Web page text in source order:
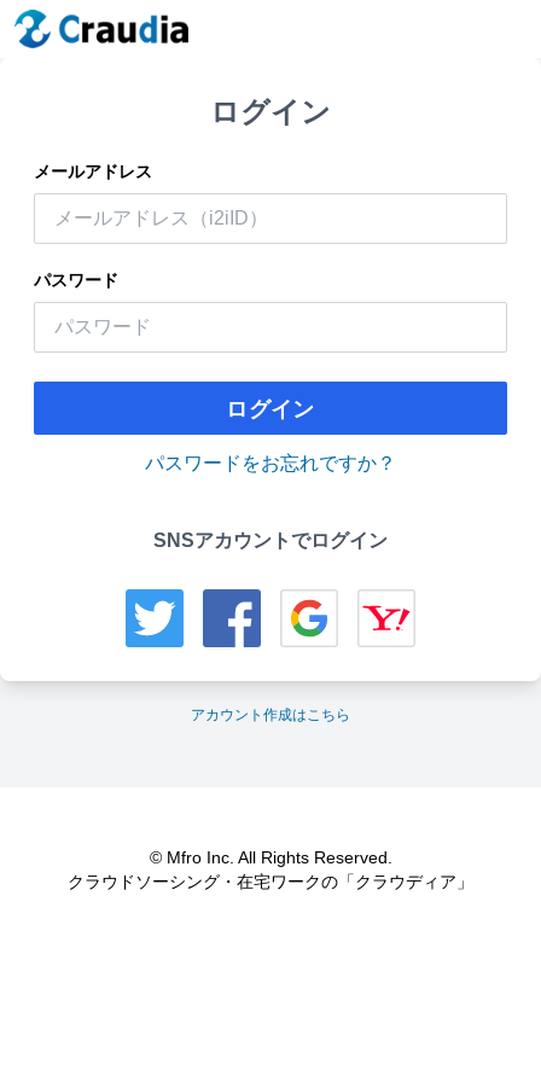
ログイン
メールアドレス
パスワード
ログイン
パスワードをお忘れですか？
SNSアカウントでログイン
アカウント作成はこちら
© Mfro Inc. All Rights Reserved.
クラウドソーシング・在宅ワークの「クラウディア」